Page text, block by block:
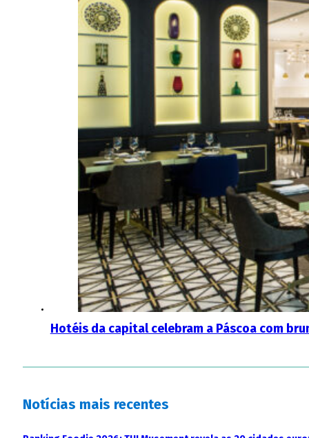
Hotéis da capital celebram a Páscoa com
Notícias mais recentes